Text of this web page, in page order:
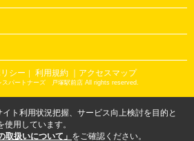
シー ｜ 利用規約 ｜アクセスマップ
スパートナーズ 戸塚駅前店 All rights reserved.
ト利用状況把握、サービス向上検討を目的と
用しています。
取扱いについて」 をご確認ください。